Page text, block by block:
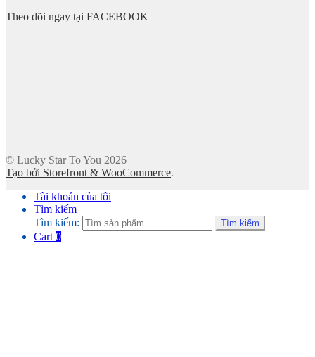
Theo dõi ngay tại FACEBOOK
© Lucky Star To You 2026
Tạo bởi Storefront & WooCommerce.
Tài khoản của tôi
Tìm kiếm
Tìm kiếm:
Tìm kiếm
Cart 0